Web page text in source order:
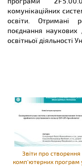
комунікаційних
освіти. Отримані
поєднання наукових
освітньої діяльності
Звіти про створення
комп’ютерних програм у